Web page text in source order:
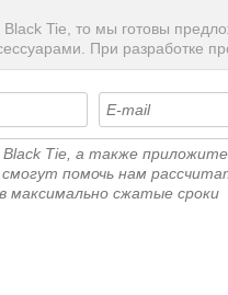
Tie, то мы готовы
При разработке